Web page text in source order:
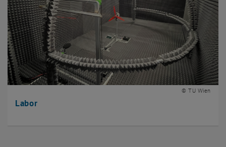
Labor
© TU Wien